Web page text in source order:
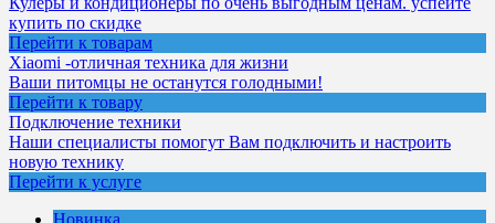
купить по скидке
Перейти к товарам
Xiaomi -отличная техника для жизни
Ваши питомцы не останутся голодными!
Перейти к товару
Подключение техники
Наши специалисты помогут Вам подключить и настроить
новую технику
Перейти к услуге
Новинка